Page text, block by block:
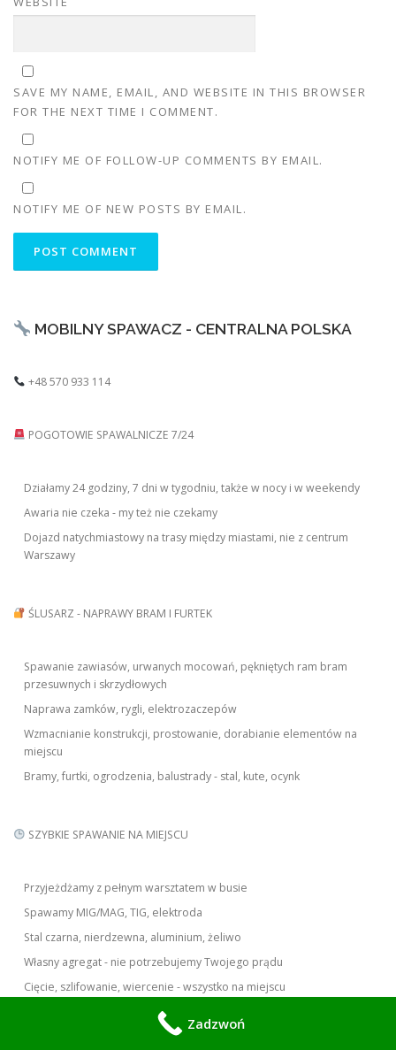
SAVE MY NAME, EMAIL, AND WEBSITE IN THIS BROWSER
FOR THE NEXT TIME I COMMENT.
NOTIFY ME OF FOLLOW-UP COMMENTS BY EMAIL.
NOTIFY ME OF NEW POSTS BY EMAIL.
MOBILNY SPAWACZ - CENTRALNA POLSKA
+48 570 933 114
POGOTOWIE SPAWALNICZE 7/24
Działamy 24 godziny, 7 dni w tygodniu, także w nocy i w weekendy
Awaria nie czeka - my też nie czekamy
Dojazd natychmiastowy na trasy między miastami, nie z centrum
Warszawy
ŚLUSARZ - NAPRAWY BRAM I FURTEK
Spawanie zawiasów, urwanych mocowań, pękniętych ram bram
przesuwnych i skrzydłowych
Naprawa zamków, rygli, elektrozaczepów
Wzmacnianie konstrukcji, prostowanie, dorabianie elementów na
miejscu
Bramy, furtki, ogrodzenia, balustrady - stal, kute, ocynk
SZYBKIE SPAWANIE NA MIEJSCU
Przyjeżdżamy z pełnym warsztatem w busie
Spawamy MIG/MAG, TIG, elektroda
Stal czarna, nierdzewna, aluminium, żeliwo
Własny agregat - nie potrzebujemy Twojego prądu
Cięcie, szlifowanie, wiercenie - wszystko na miejscu
Zadzwoń